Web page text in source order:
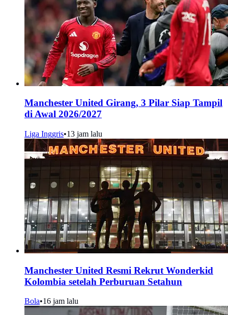
Manchester United Girang, 3 Pilar Siap Tampil
di Awal 2026/2027
Liga Inggris•13 jam lalu
Manchester United Resmi Rekrut Wonderkid
Kolombia setelah Perburuan Setahun
Bola•16 jam lalu